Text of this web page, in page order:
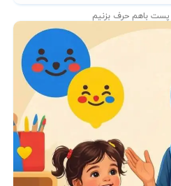
پست باهم حرف بزنیم